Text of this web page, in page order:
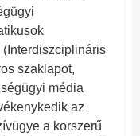
szaklapot,
média
az
a korszerű